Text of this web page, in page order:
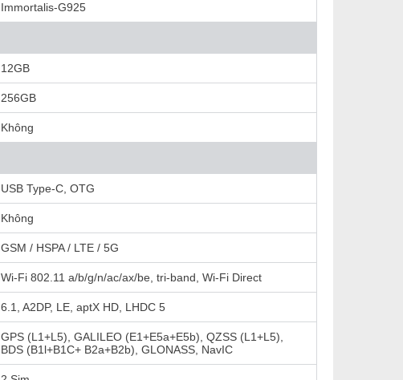
Immortalis-G925
12GB
256GB
Không
USB Type-C, OTG
Không
GSM / HSPA / LTE / 5G
Wi-Fi 802.11 a/b/g/n/ac/ax/be, tri-band, Wi-Fi Direct
6.1, A2DP, LE, aptX HD, LHDC 5
GPS (L1+L5), GALILEO (E1+E5a+E5b), QZSS (L1+L5),
BDS (B1l+B1C+ B2a+B2b), GLONASS, NavIC